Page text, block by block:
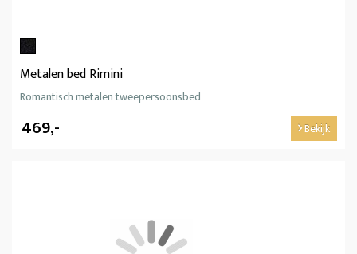
Metalen bed Rimini
Romantisch metalen tweepersoonsbed
469,- Bekijk